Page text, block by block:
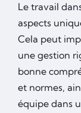
Le travail
aspects
Cela peut
une gestion
bonne
et normes,
équipe dans